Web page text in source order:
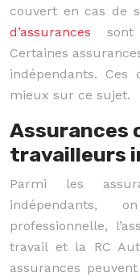
couvert en cas de
d’assurances sont
Certaines
indépendants. Ces
mieux sur ce sujet.
Assurances
travailleurs
Parmi les
indépendants,
professionnelle,
travail et la RC
assurances